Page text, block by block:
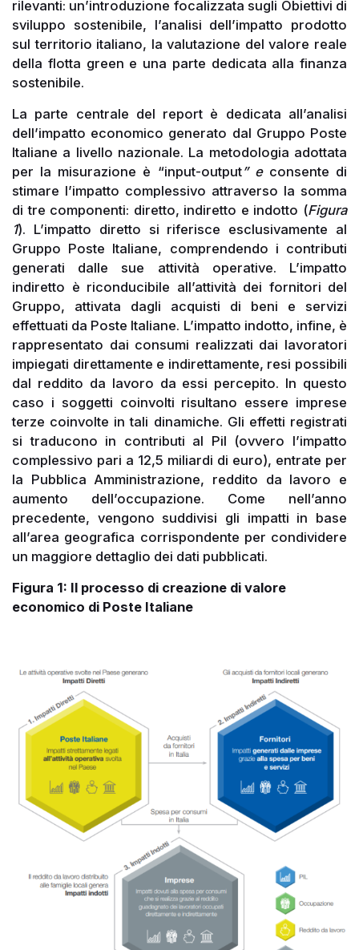
rilevanti: un’introduzione focalizzata sugli Obiettivi di
sviluppo sostenibile, l’analisi dell’impatto prodotto
sul territorio italiano, la valutazione del valore reale
della flotta green e una parte dedicata alla finanza
sostenibile.
La parte centrale del report è dedicata all’analisi
dell’impatto economico generato dal Gruppo Poste
Italiane a livello nazionale. La metodologia adottata
per la misurazione è “input-output” e consente di
stimare l’impatto complessivo attraverso la somma
di tre componenti: diretto, indiretto e indotto (Figura
1). L’impatto diretto si riferisce esclusivamente al
Gruppo Poste Italiane, comprendendo i contributi
generati dalle sue attività operative. L’impatto
indiretto è riconducibile all’attività dei fornitori del
Gruppo, attivata dagli acquisti di beni e servizi
effettuati da Poste Italiane. L’impatto indotto, infine, è
rappresentato dai consumi realizzati dai lavoratori
impiegati direttamente e indirettamente, resi possibili
dal reddito da lavoro da essi percepito. In questo
caso i soggetti coinvolti risultano essere imprese
terze coinvolte in tali dinamiche. Gli effetti registrati
si traducono in contributi al Pil (ovvero l’impatto
complessivo pari a 12,5 miliardi di euro), entrate per
la Pubblica Amministrazione, reddito da lavoro e
aumento dell’occupazione. Come nell’anno
precedente, vengono suddivisi gli impatti in base
all’area geografica corrispondente per condividere
un maggiore dettaglio dei dati pubblicati.
Figura 1: Il processo di creazione di valore
economico di Poste Italiane